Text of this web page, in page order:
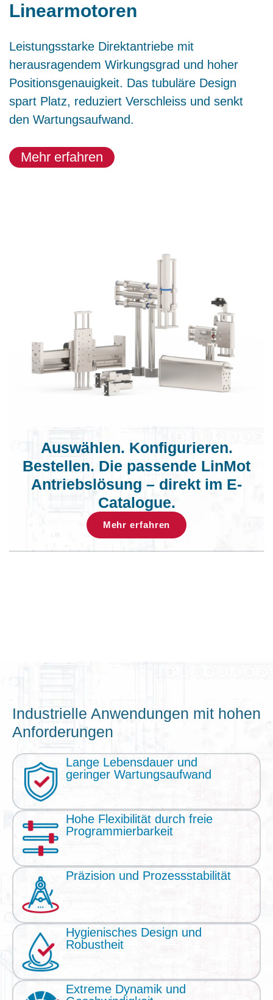
Linearmotoren
Leistungsstarke Direktantriebe mit
herausragendem Wirkungsgrad und hoher
Positionsgenauigkeit. Das tubuläre Design
spart Platz, reduziert Verschleiss und senkt
den Wartungsaufwand.
Mehr erfahren
Auswählen. Konfigurieren.
Bestellen. Die passende LinMot
Antriebslösung – direkt im E-
Catalogue.
Mehr erfahren
Industrielle Anwendungen mit hohen
Anforderungen
Lange Lebensdauer und
geringer Wartungsaufwand
Hohe Flexibilität durch freie
Programmierbarkeit
Präzision und Prozessstabilität
Hygienisches Design und
Robustheit
Extreme Dynamik und